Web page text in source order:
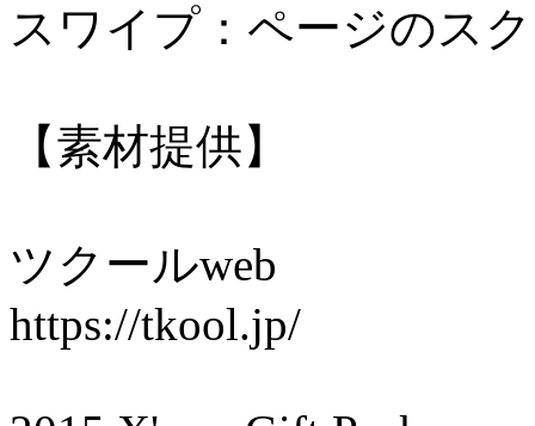
スワイプ：ページのス
【素材提供】
ツクールweb
https://tkool.jp/